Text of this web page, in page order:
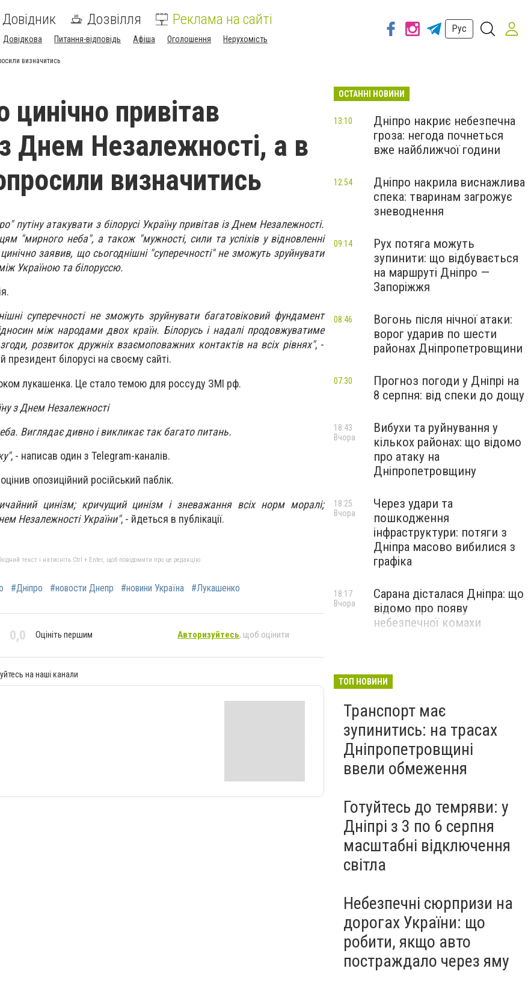
Довідник Дозвілля Реклама на сайті
Довідкова Питання-відповідь Афіша Оголошення Нерухомість
Рус
визначитись
привітав
з Днем Незалежності, а в
визначитись
путіну атакувати з білорусі Україну привітав із Днем Незалежності.
"мирного неба", а також "мужності, сили та успіхів у відновленні
заявив, що сьогоднішні "суперечності" не зможуть зруйнувати
Україною та білоруссю.
суперечності не зможуть зруйнувати багатовіковий фундамент
між народами двох країн. Білорусь і надалі продовжуватиме
розвиток дружніх взаємоповажних контактів на всіх рівнях", -
білорусі на своєму сайті.
лукашенка. Це стало темою для россуду ЗМІ рф.
з Днем Незалежності
Виглядає дивно і викликає так багато питань.
, - написав один з Telegram-каналів.
опозиційний російський паблік.
цинізм; кричущий цинізм і зневажання всіх норм моралі;
Незалежності України", - йдеться в публікації.
текст і натисніть Ctrl + Enter, щоб повідомити про це редакцію
#Дніпро #новости Днепр #новини Україна #Лукашенко
0,0 Оцініть першим Авторизуйтесь, щоб оцінити
на наші канали
ОСТАННІ НОВИНИ
Дніпро накриє небезпечна
гроза: негода почнеться
вже найближчої години
13:10
Дніпро накрила виснажлива
спека: тваринам загрожує
зневоднення
12:54
Рух потяга можуть
зупинити: що відбувається
на маршруті Дніпро —
Запоріжжя
09:14
Вогонь після нічної атаки:
ворог ударив по шести
районах Дніпропетровщини
08:46
Прогноз погоди у Дніпрі на
8 серпня: від спеки до дощу
07:30
Вибухи та руйнування у
кількох районах: що відомо
про атаку на
Дніпропетровщину
18:43
Вчора
Через удари та
пошкодження
інфраструктури: потяги з
Дніпра масово вибилися з
графіка
18:25
Вчора
Сарана дісталася Дніпра: що
відомо про появу
небезпечної комахи
18:17
Вчора
ТОП НОВИНИ
Транспорт має
зупинитись: на трасах
Дніпропетровщині
ввели обмеження
Готуйтесь до темряви: у
Дніпрі з 3 по 6 серпня
масштабні відключення
світла
Небезпечні сюрпризи на
дорогах України: що
робити, якщо авто
постраждало через яму